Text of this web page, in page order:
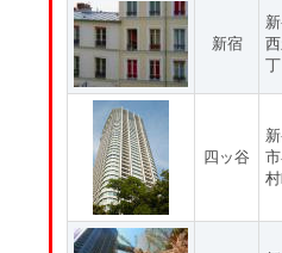
新宿
四ッ谷